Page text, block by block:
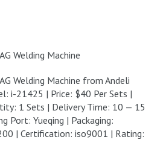
Welding Machine
Welding Machine from Andeli
i-21425 | Price: $40 Per Sets |
1 Sets | Delivery Time: 10 — 15
Port: Yueqing | Packaging:
| Certification: iso9001 | Rating: